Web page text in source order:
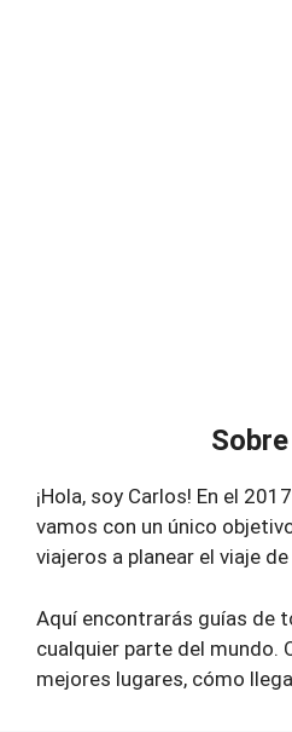
¡Hola, soy Carlos! En el
vamos con un único
viajeros a planear el viaje
Aquí encontrarás guías de
cualquier parte del mundo.
mejores lugares, cómo